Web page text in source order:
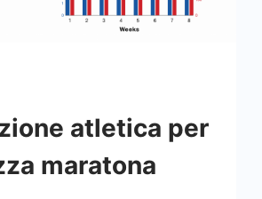
atletica per
maratona